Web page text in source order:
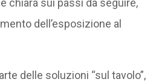
chiara sui passi da seguire,
dell’esposizione al
delle soluzioni “sul tavolo”,